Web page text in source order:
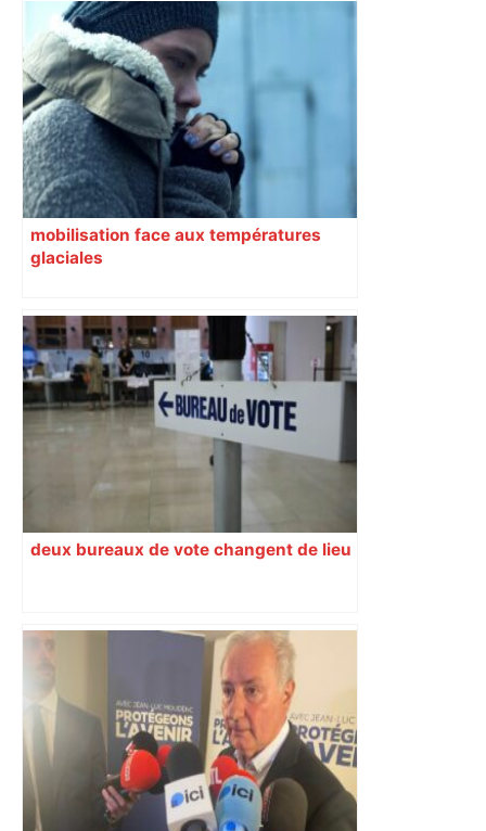
A680 Toulouse fermée dans les 2 sens
– Radio VINCI Autoroutes
mobilisation face aux températures
glaciales
deux bureaux de vote changent de lieu